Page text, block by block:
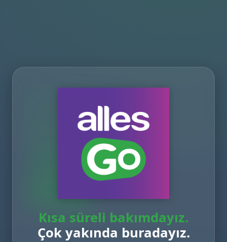
Kısa süreli bakımdayız.
Çok yakında buradayız.